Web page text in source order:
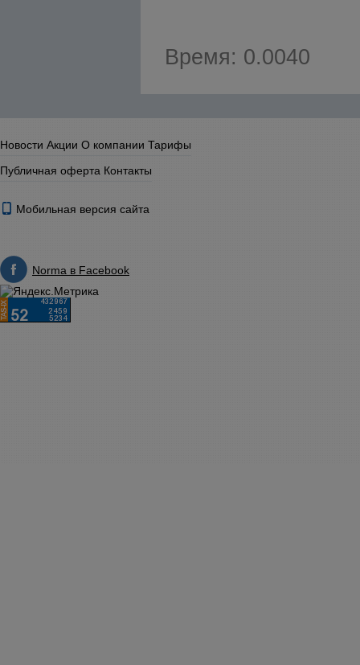
Время: 0.0040
Новости Акции О компании Тарифы
Публичная оферта Контакты
Мобильная версия сайта
Norma в Facebook